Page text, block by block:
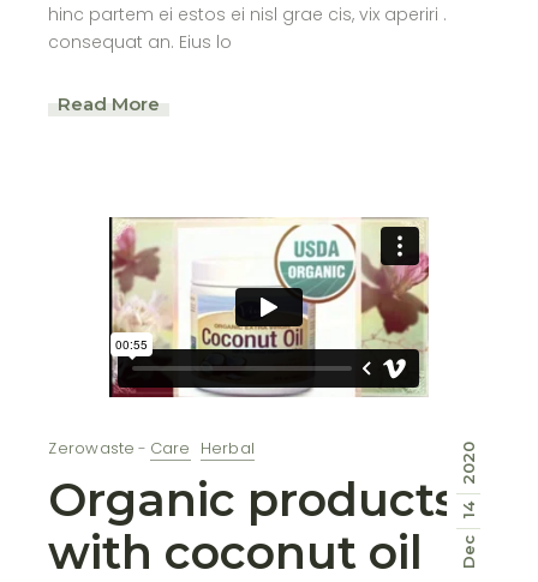
hinc partem ei estos ei nisl grae cis, vix aperiri .
consequat an. Eius lo
Read More
Dec
14
2020
Zerowaste Care Herbal
Organic products
with coconut oil